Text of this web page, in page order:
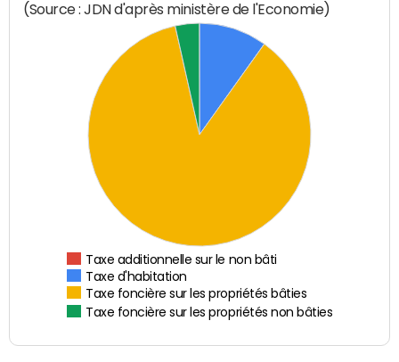
(Source : JDN d'après ministère de l'Economie)
Taxe additionnelle sur le non bâti
Taxe d'habitation
Taxe foncière sur les propriétés bâties
Taxe foncière sur les propriétés non bâties